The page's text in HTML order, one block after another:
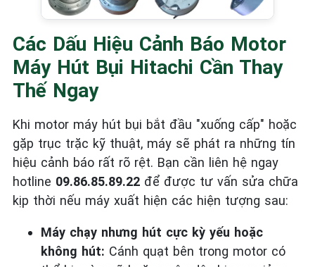
Các Dấu Hiệu Cảnh Báo Motor
Máy Hút Bụi Hitachi Cần Thay
Thế Ngay
Khi motor máy hút bụi bắt đầu "xuống cấp" hoặc
gặp trục trặc kỹ thuật, máy sẽ phát ra những tín
hiệu cảnh báo rất rõ rệt. Bạn cần liên hệ ngay
hotline 09.86.85.89.22 để được tư vấn sửa chữa
kịp thời nếu máy xuất hiện các hiện tượng sau:
Máy chạy nhưng hút cực kỳ yếu hoặc
không hút: Cánh quạt bên trong motor có